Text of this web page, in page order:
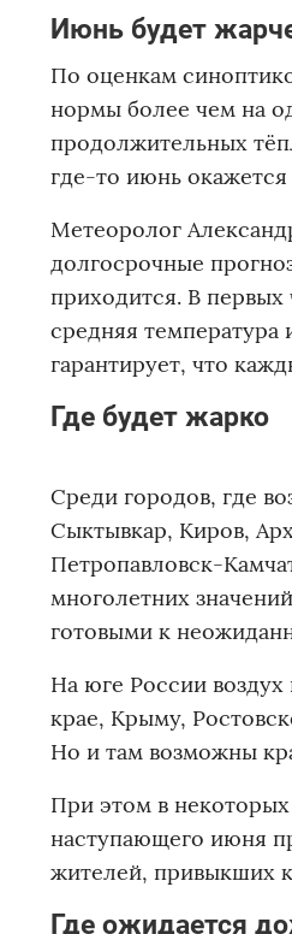
Июнь будет
По оценкам
нормы более чем на
продолжительных
где-то июнь
Метеоролог
долгосрочные
приходится. В первых
средняя
гарантирует, что
Где будет жарко
Среди городов, где
Сыктывкар, Киров,
Петропавловск-
многолетних
готовыми к
На юге России воздух
крае, Крыму,
Но и там возможны
При этом в
наступающего июня
жителей, привыкших
Где ожидается